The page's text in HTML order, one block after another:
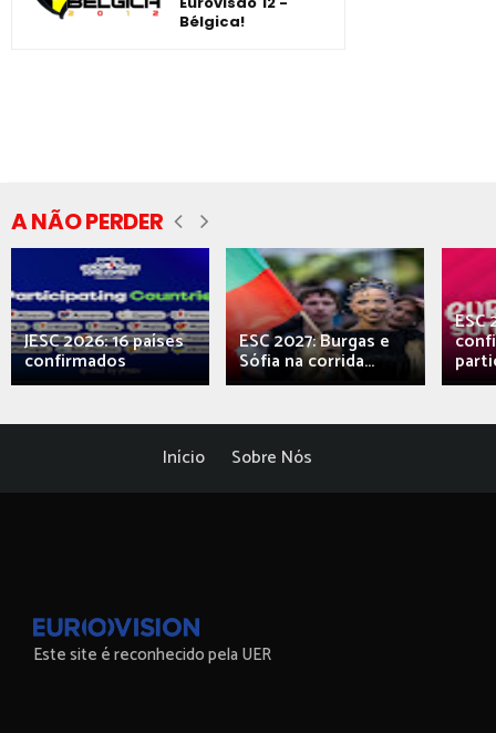
Bélgica!
A NÃO PERDER
JESC 2026: 16 países
confirmados
ESC 2027: Burgas e
Sófia na corrida...
ESC
Início Sobre Nós
Este site é reconhecido pela UER